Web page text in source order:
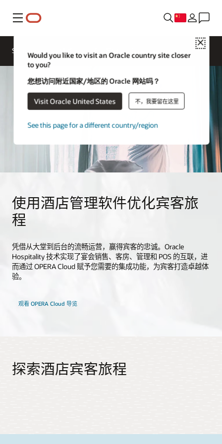
菜单
Close
Would you like to visit an Oracle country site closer
to you?
您想访问附近国家/地区的 Oracle 网站吗？
Visit Oracle United States 不，我要留在这里
See this page for a different country/region
Solutions 领域 Business Insights
使用酒店管理软件优化宾客旅
程
凭借从大堂到后台的流畅运营，赢得宾客的忠诚。Oracle
Hospitality 技术实现了宴会销售、客房、管理和 POS 的互联，进
而通过 OPERA Cloud 赋予您需要的集成功能，为宾客打造卓越体
验。
观看 OPERA Cloud 导览
探索酒店宾客旅程